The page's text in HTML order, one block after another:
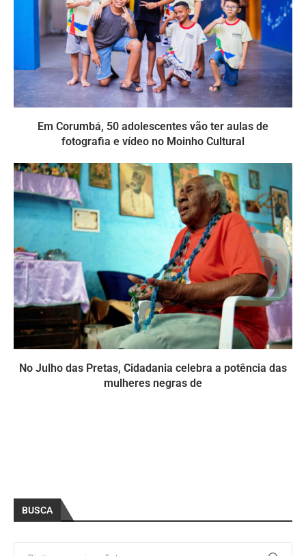
Em Corumbá, 50 adolescentes vão ter aulas de
fotografia e vídeo no Moinho Cultural
No Julho das Pretas, Cidadania celebra a potência das
mulheres negras de
BUSCA